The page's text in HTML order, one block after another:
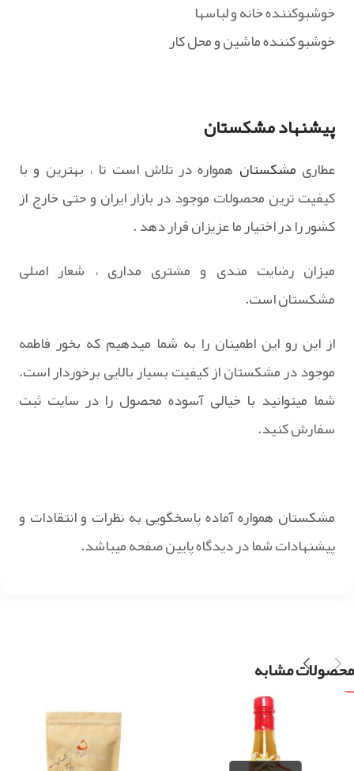
خوشبوکننده خانه و لباسها
خوشبو کننده ماشین و محل کار
پیشنهاد مشکستان
عطاری مشکستان همواره در تلاش است تا ، بهترین و با
کیفیت ترین محصولات موجود در بازار ایران و حتی خارج از
کشور را در اختیار ما عزیزان قرار دهد .
میزان رضایت مندی و مشتری مداری ، شعار اصلی
مشکستان است.
از این رو این اطمینان را به شما میدهیم که بخور فاطمه
موجود در مشکستان از کیفیت بسیار بالایی برخوردار است.
شما میتوانید با خیالی آسوده محصول را در سایت ثبت
سفارش کنید.
مشکستان همواره آماده پاسخگویی به نظرات و انتقادات و
پیشنهادات شما در دیدگاه پایین صفحه میباشد.
محصولات مشابه